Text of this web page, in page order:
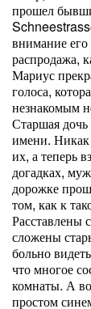
прошел
внимание
распродажа,
Мариус
голоса,
незнакомым
Старшая
имени. Никак
их, а теперь
догадках,
дорожке
том, как к
Расставлены
сложены
больно
что многое
комнаты. А
простом